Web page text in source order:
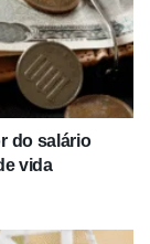
do salário
vida